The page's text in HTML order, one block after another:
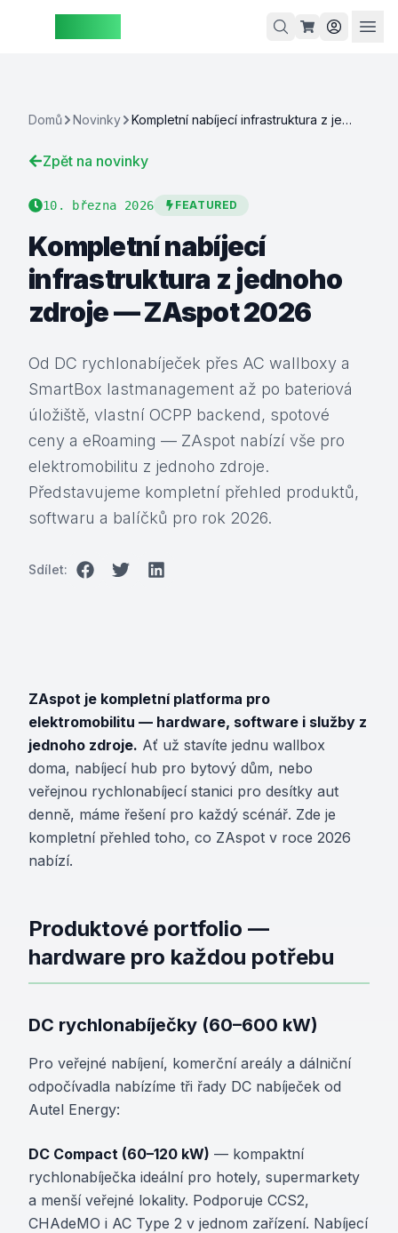
Košík je
si naše
Domů Novinky Kompletní nabíjecí infrastruktura z jednoho zdroje — ZAspot 2026
Zpět na novinky
10. března 2026 FEATURED
Kompletní nabíjecí
infrastruktura z jednoho
zdroje — ZAspot 2026
Od DC rychlonabíječek přes AC wallboxy a
SmartBox lastmanagement až po bateriová
úložiště, vlastní OCPP backend, spotové
ceny a eRoaming — ZAspot nabízí vše pro
elektromobilitu z jednoho zdroje.
Představujeme kompletní přehled produktů,
softwaru a balíčků pro rok 2026.
Sdílet:
ZAspot je kompletní platforma pro
elektromobilitu — hardware, software i služby z
jednoho zdroje. Ať už stavíte jednu wallbox
doma, nabíjecí hub pro bytový dům, nebo
veřejnou rychlonabíjecí stanici pro desítky aut
denně, máme řešení pro každý scénář. Zde je
kompletní přehled toho, co ZAspot v roce 2026
nabízí.
Produktové portfolio —
hardware pro každou potřebu
DC rychlonabíječky (60–600 kW)
Pro veřejné nabíjení, komerční areály a dálniční
odpočívadla nabízíme tři řady DC nabíječek od
Autel Energy:
DC Compact (60–120 kW) — kompaktní
rychlonabíječka ideální pro hotely, supermarkety
a menší veřejné lokality. Podporuje CCS2,
CHAdeMO i AC Type 2 v jednom zařízení. Nabíjecí